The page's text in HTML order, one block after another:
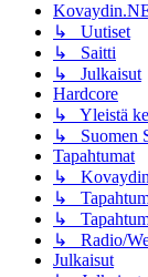
↳ Uutiset
↳ Saitti
↳ Julkaisut
Hardcore
↳ Yleistä
↳ Suomen
Tapahtumat
↳
↳
↳
↳ Radio/
Julkaisut